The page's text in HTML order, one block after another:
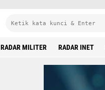
RADAR MILITER RADAR INET